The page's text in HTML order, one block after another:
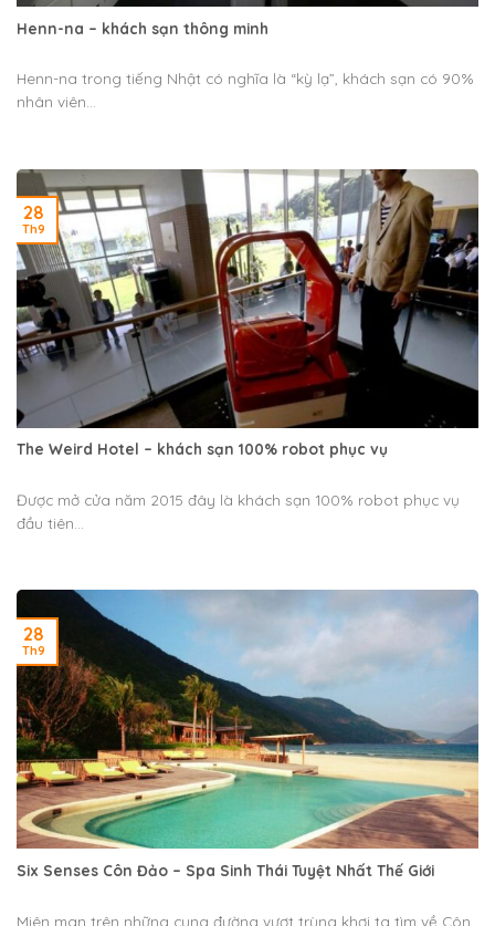
Henn-na – khách sạn thông minh
Henn-na trong tiếng Nhật có nghĩa là “kỳ lạ”, khách sạn có 90%
nhân viên...
The Weird Hotel – khách sạn 100% robot phục vụ
Được mở cửa năm 2015 đây là khách sạn 100% robot phục vụ
đầu tiên...
28
Th9
Six Senses Côn Đảo – Spa Sinh Thái Tuyệt Nhất Thế Giới
Miên man trên những cung đường vượt trùng khơi ta tìm về Côn
28
Th9